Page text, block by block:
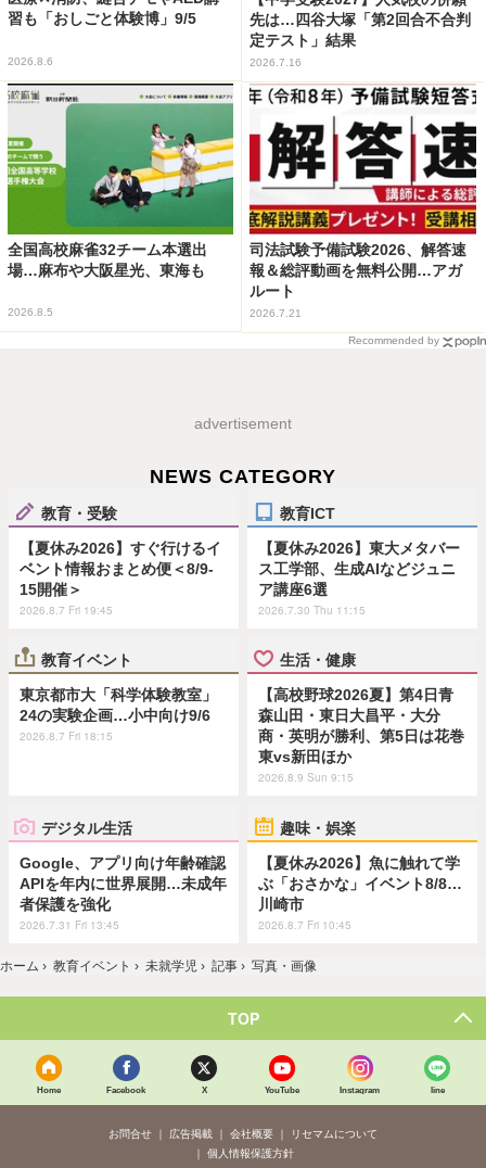
習も「おしごと体験博」9/5
2026.8.6
先は…四谷大塚「第2回合不合判
定テスト」結果
2026.7.16
全国高校麻雀32チーム本選出
場…麻布や大阪星光、東海も
2026.8.5
司法試験予備試験2026、解答速
報＆総評動画を無料公開…アガ
ルート
2026.7.21
Recommended by
advertisement
NEWS CATEGORY
教育・受験
【夏休み2026】すぐ行けるイ
ベント情報おまとめ便＜8/9-
15開催＞
2026.8.7 Fri 19:45
教育ICT
【夏休み2026】東大メタバー
ス工学部、生成AIなどジュニ
ア講座6選
2026.7.30 Thu 11:15
教育イベント
東京都市大「科学体験教室」
24の実験企画…小中向け9/6
2026.8.7 Fri 18:15
生活・健康
【高校野球2026夏】第4日青
森山田・東日大昌平・大分
商・英明が勝利、第5日は花巻
東vs新田ほか
2026.8.9 Sun 9:15
デジタル生活
Google、アプリ向け年齢確認
APIを年内に世界展開…未成年
者保護を強化
2026.7.31 Fri 13:45
趣味・娯楽
【夏休み2026】魚に触れて学
ぶ「おさかな」イベント8/8…
川崎市
2026.8.7 Fri 10:45
ホーム › 教育イベント › 未就学児 › 記事 › 写真・画像
TOP
Home Facebook X YouTube Instagram line
お問合せ 広告掲載 会社概要
リセマムについて
個人情報保護方針